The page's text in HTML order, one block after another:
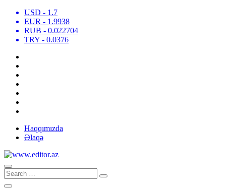
USD - 1.7
EUR - 1.9938
RUB - 0.022704
TRY - 0.0376
Haqqımızda
Əlaqə